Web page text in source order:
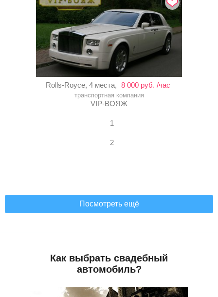
Rolls-Royce, 4 места, 8 000 руб. /час
транспортная компания
VIP-ВОЯЖ
1
2
Посмотреть ещё
Как выбрать свадебный
автомобиль?